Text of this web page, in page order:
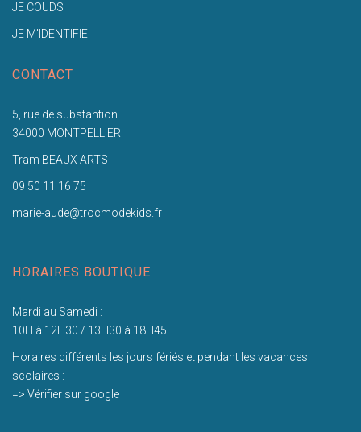
JE COUDS
JE M'IDENTIFIE
CONTACT
5, rue de substantion
34000 MONTPELLIER
Tram BEAUX ARTS
09 50 11 16 75
marie-aude@trocmodekids.fr
HORAIRES BOUTIQUE
Mardi au Samedi :
10H à 12H30 / 13H30 à 18H45
Horaires différents les jours fériés et pendant les vacances
scolaires :
=> Vérifier sur google